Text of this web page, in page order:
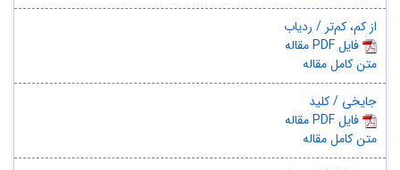
از کم، کم‌تر / ردیاب
مقاله PDF فایل
متن کامل مقاله
جایخی / کلید
مقاله PDF فایل
متن کامل مقاله